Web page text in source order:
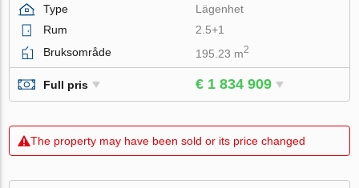
Type
Lägenhet
Rum
2.5+1
Bruksområde
195.23 m2
Full pris € 1 834 909
The property may have been sold or its price changed